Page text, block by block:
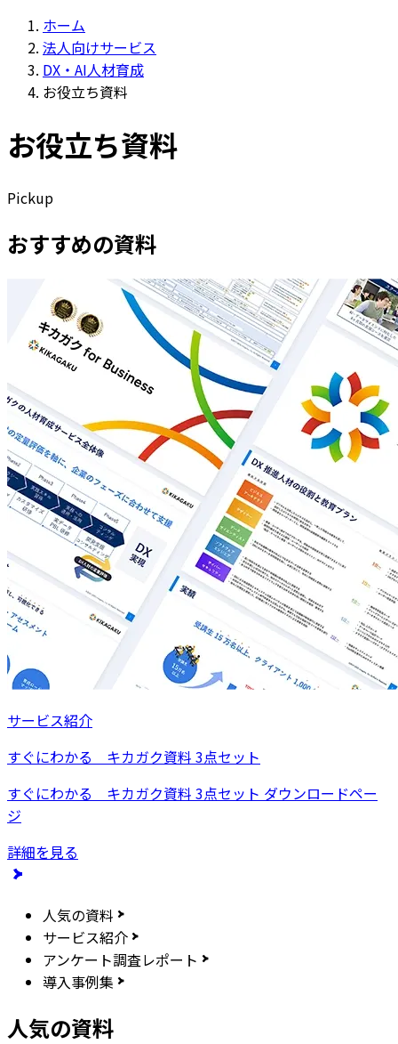
ホーム
法人向けサービス
DX・AI人材育成
お役立ち資料
お役立ち資料
Pickup
おすすめの資料
サービス紹介
すぐにわかる キカガク資料 3点セット
すぐにわかる キカガク資料 3点セット ダウンロードペー
ジ
詳細を見る
人気の資料
サービス紹介
アンケート調査レポート
導入事例集
人気の資料